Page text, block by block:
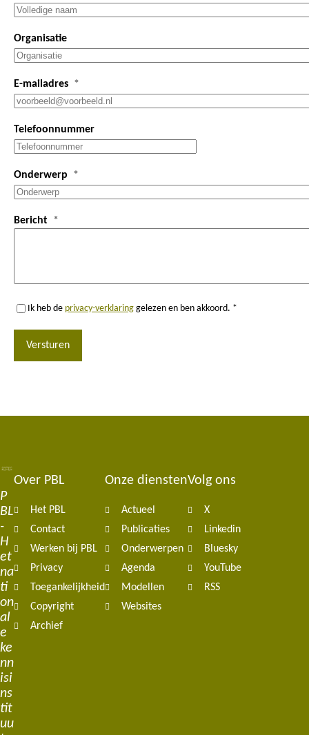
Organisatie
E-mailadres
Telefoonnummer
Onderwerp
Bericht
Ik heb de privacy-verklaring gelezen en ben akkoord. *
Versturen
P
BL
-
H
et
na
ti
on
al
e
ke
nn
isi
ns
tit
uu
Footer
navigation
Over PBL
Het PBL
Contact
Werken bij PBL
Privacy
Toegankelijkheid
Copyright
Archief
Onze diensten
Actueel
Publicaties
Onderwerpen
Agenda
Modellen
Websites
Volg ons
X
Linkedin
Bluesky
YouTube
RSS